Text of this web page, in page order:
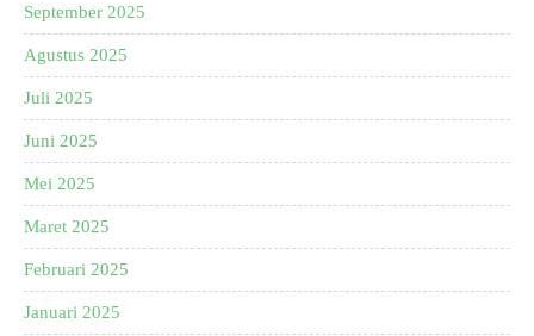
September 2025
Agustus 2025
Juli 2025
Juni 2025
Mei 2025
Maret 2025
Februari 2025
Januari 2025